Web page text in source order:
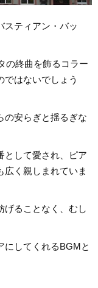
スティアン・バッ
の終曲を飾るコラー
ではないでしょう
の安らぎと揺るぎな
として愛され、ピア
広く親しまれていま
げることなく、むし
にしてくれるBGMと